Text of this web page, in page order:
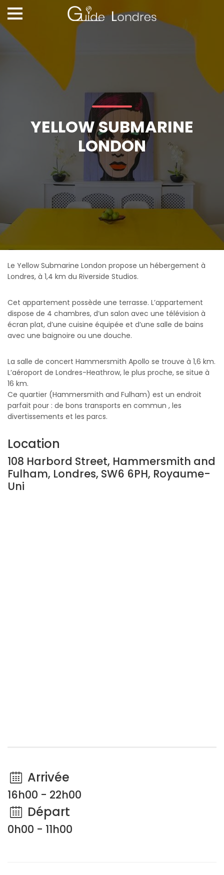
YELLOW SUBMARINE
LONDON
Le Yellow Submarine London propose un hébergement à
Londres, à 1,4 km du Riverside Studios.
Cet appartement possède une terrasse. L’appartement
dispose de 4 chambres, d’un salon avec une télévision à
écran plat, d’une cuisine équipée et d’une salle de bains
avec une baignoire ou une douche.
La salle de concert Hammersmith Apollo se trouve à 1,6 km.
L’aéroport de Londres-Heathrow, le plus proche, se situe à
16 km.
Ce quartier (Hammersmith and Fulham) est un endroit
parfait pour : de bons transports en commun , les
divertissements et les parcs.
Location
108 Harbord Street, Hammersmith and
Fulham, Londres, SW6 6PH, Royaume-
Uni
Arrivée
16h00 - 22h00
Départ
0h00 - 11h00